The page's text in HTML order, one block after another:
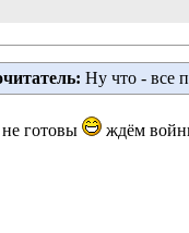
Ну что - все
готовы ждём